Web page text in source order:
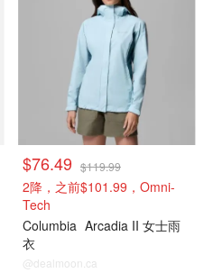
$76.49 $119.99
2降，之前$101.99，Omni-
Tech
Columbia Arcadia II 女士雨
衣
@dealmoon.ca